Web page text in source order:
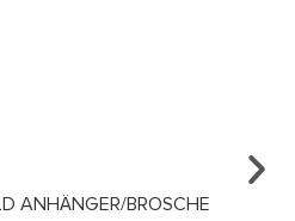
ANHÄNGER/BROSCHE